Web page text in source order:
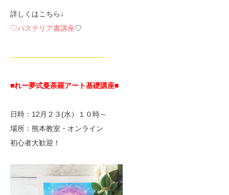
詳しくはこちら↓
♡パステリア書講座♡
—————————————
■れー夢式曼荼羅アート基礎講座■
日時：12月２３(水）１０時～
場所：熊本教室・オンライン
初心者大歓迎！